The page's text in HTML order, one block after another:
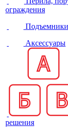
ограждения
Подъемники
Аксессуары
решения